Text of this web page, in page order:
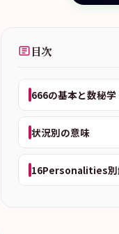
目次
666の基本と数秘学
状況別の意味
16Personalities別